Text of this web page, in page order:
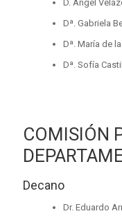
D. Ángel
Dª. Gabriela
Dª. María de
Dª. Sofía
COMISIÓN
Decano
Dr. Eduardo